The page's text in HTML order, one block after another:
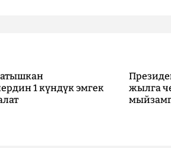
1 күндүк эмгек
жылга